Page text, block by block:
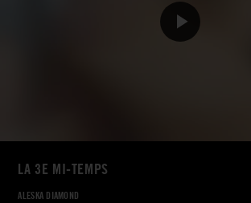
LA 3E MI-TEMPS
ALESKA DIAMOND